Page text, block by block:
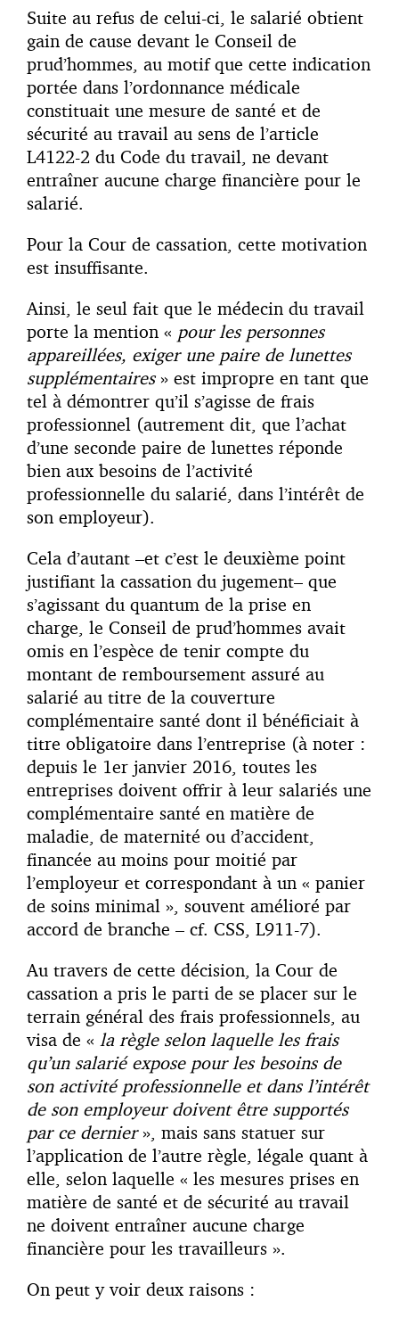
Suite au refus de celui-ci, le salarié obtient
gain de cause devant le Conseil de
prud’hommes, au motif que cette indication
portée dans l’ordonnance médicale
constituait une mesure de santé et de
sécurité au travail au sens de l’article
L4122-2 du Code du travail, ne devant
entraîner aucune charge financière pour le
salarié.
Pour la Cour de cassation, cette motivation
est insuffisante.
Ainsi, le seul fait que le médecin du travail
porte la mention « pour les personnes
appareillées, exiger une paire de lunettes
supplémentaires» est impropre en tant que
tel à démontrer qu’il s’agisse de frais
professionnel (autrement dit, que l’achat
d’une seconde paire de lunettes réponde
bien aux besoins de l’activité
professionnelle du salarié, dans l’intérêt de
son employeur).
Cela d’autant –et c’est le deuxième point
justifiant la cassation du jugement– que
s’agissant du quantum de la prise en
charge, le Conseil de prud’hommes avait
omis en l’espèce de tenir compte du
montant de remboursement assuré au
salarié au titre de la couverture
complémentaire santé dont il bénéficiait à
titre obligatoire dans l’entreprise (à noter :
depuis le 1er janvier 2016, toutes les
entreprises doivent offrir à leur salariés une
complémentaire santé en matière de
maladie, de maternité ou d’accident,
financée au moins pour moitié par
l’employeur et correspondant à un « panier
de soins minimal », souvent amélioré par
accord de branche – cf. CSS, L911-7).
Au travers de cette décision, la Cour de
cassation a pris le parti de se placer sur le
terrain général des frais professionnels, au
visa de « la règle selon laquelle les frais
qu’un salarié expose pour les besoins de
son activité professionnelle et dans l’intérêt
de son employeur doivent être supportés
par ce dernier», mais sans statuer sur
l’application de l’autre règle, légale quant à
elle, selon laquelle « les mesures prises en
matière de santé et de sécurité au travail
ne doivent entraîner aucune charge
financière pour les travailleurs ».
On peut y voir deux raisons :